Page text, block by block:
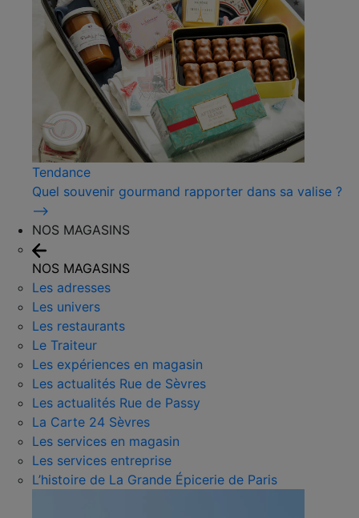
Tendance
Quel souvenir gourmand rapporter dans sa valise ?
⟶
NOS MAGASINS
NOS MAGASINS
Les adresses
Les univers
Les restaurants
Le Traiteur
Les expériences en magasin
Les actualités Rue de Sèvres
Les actualités Rue de Passy
La Carte 24 Sèvres
Les services en magasin
Les services entreprise
L’histoire de La Grande Épicerie de Paris